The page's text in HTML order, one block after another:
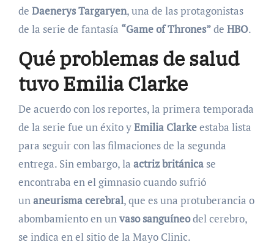
de Daenerys Targaryen, una de las protagonistas
de la serie de fantasía “Game of Thrones”de HBO.
Qué problemas de salud
tuvo Emilia Clarke
De acuerdo con los reportes, la primera temporada
de la serie fue un éxito yEmilia Clarkeestaba lista
para seguir con las filmaciones de la segunda
entrega. Sin embargo, la actriz británica se
encontraba en el gimnasio cuando sufrió
unaneurisma cerebral, que es una protuberancia o
abombamiento en unvaso sanguíneodel cerebro,
se indica en el sitio de la Mayo Clinic.